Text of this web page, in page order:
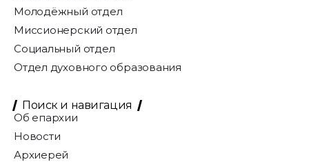
Молодёжный отдел
Миссионерский отдел
Социальный отдел
Отдел духовного образования
Поиск и навигация
Об епархии
Новости
Архиерей